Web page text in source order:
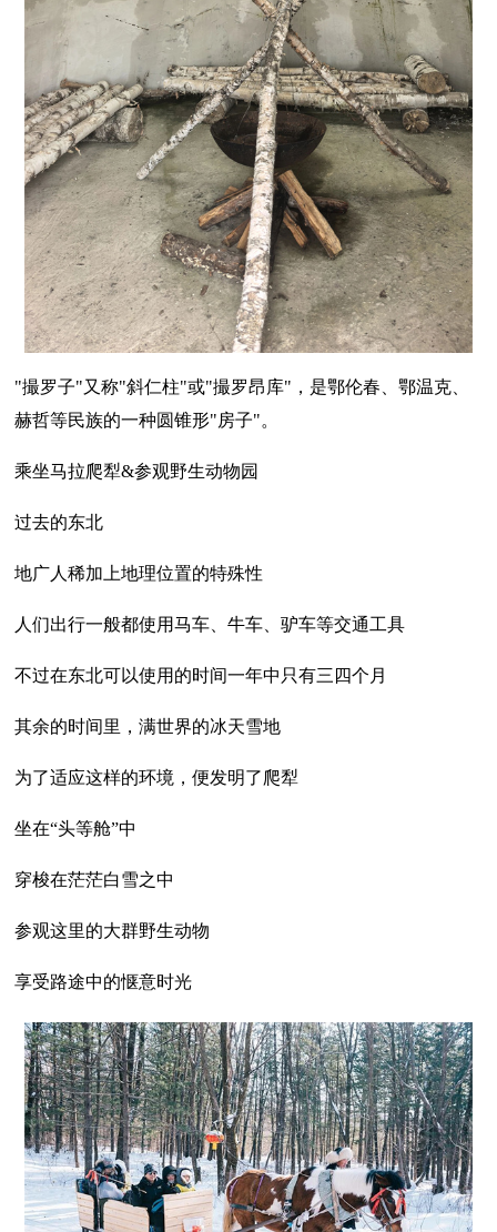
"撮罗子"又称"斜仁柱"或"撮罗昂库"，是鄂伦春、鄂温克、
赫哲等民族的一种圆锥形"房子"。
乘坐马拉爬犁&参观野生动物园
过去的东北
地广人稀加上地理位置的特殊性
人们出行一般都使用马车、牛车、驴车等交通工具
不过在东北可以使用的时间一年中只有三四个月
其余的时间里，满世界的冰天雪地
为了适应这样的环境，便发明了爬犁
坐在“头等舱”中
穿梭在茫茫白雪之中
参观这里的大群野生动物
享受路途中的惬意时光